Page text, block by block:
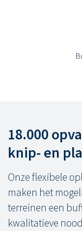
18.000
knip- en
Onze flexibele
maken het
terreinen een
kwalitatieve